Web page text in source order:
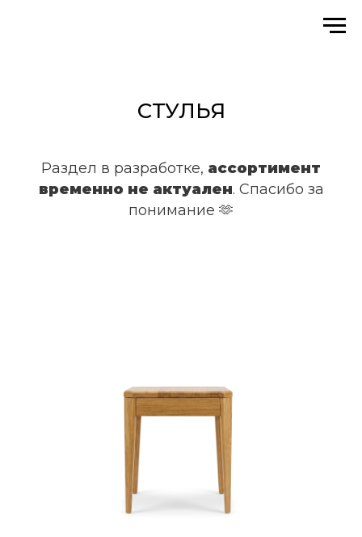
СТУЛЬЯ
Раздел в разработке, ассортимент
временно не актуален. Спасибо за
понимание 🫶